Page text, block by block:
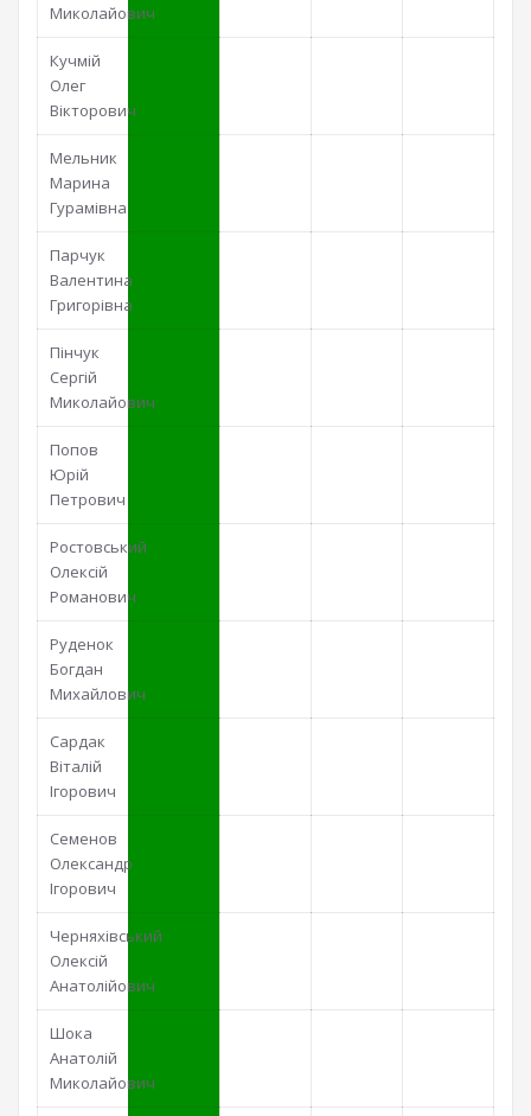
Миколайович
Кучмій
Олег
Вікторович
Мельник
Марина
Гурамівна
Парчук
Валентина
Григорівна
Пінчук
Сергій
Миколайович
Попов
Юрій
Петрович
Ростовський
Олексій
Романович
Руденок
Богдан
Михайлович
Сардак
Віталій
Ігорович
Семенов
Олександр
Ігорович
Черняхівський
Олексій
Анатолійович
Шока
Анатолій
Миколайович